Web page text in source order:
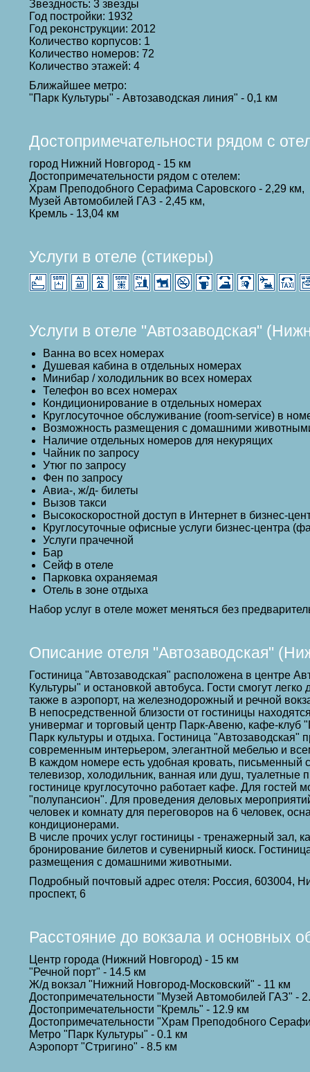
Звездность: 3 звезды
Год постройки: 1932
Год реконструкции: 2012
Количество корпусов: 1
Количество номеров: 72
Количество этажей: 4
Ближайшее метро:
"Парк Культуры" - Автозаводская линия" - 0,1 км
Достопримечательности рядом с
город Нижний Новгород - 15 км
Достопримечательности рядом с отелем:
Храм Преподобного Серафима Саровского - 2,29 км,
Музей Автомобилей ГАЗ - 2,45 км,
Кремль - 13,04 км
Услуги в отеле (стикеры)
Услуги в отеле "Автозаводская"
Ванна во всех номерах
Душевая кабина в отдельных номерах
Минибар / холодильник во всех номерах
Телефон во всех номерах
Кондиционирование в отдельных номерах
Круглосуточное обслуживание (room-service) в
Возможность размещения с домашними
Наличие отдельных номеров для некурящих
Чайник по запросу
Утюг по запросу
Фен по запросу
Авиа-, ж/д- билеты
Вызов такси
Высокоскоростной доступ в Интернет в бизнес-
Круглосуточные офисные услуги бизнес-центра
Услуги прачечной
Бар
Сейф в отеле
Парковка охраняемая
Отель в зоне отдыха
Набор услуг в отеле может меняться без
Описание отеля "Автозаводская"
Гостиница "Автозаводская" расположена в центре
Культуры" и остановкой автобуса. Гости смогут
также в аэропорт, на железнодорожный и речной
В непосредственной близости от гостиницы
универмаг и торговый центр Парк-Авеню, кафе-клуб
Парк культуры и отдыха. Гостиница
современным интерьером, элегантной мебелью и
В каждом номере есть удобная кровать, письменный
телевизор, холодильник, ванная или душ,
гостинице круглосуточно работает кафе. Для гостей
"полупансион". Для проведения деловых
человек и комнату для переговоров на 6 человек,
кондиционерами.
В числе прочих услуг гостиницы - тренажерный зал,
бронирование билетов и сувенирный киоск.
размещения с домашними животными.
Подробный почтовый адрес отеля: Россия, 603004,
проспект, 6
Расстояние до вокзала и основных
Центр города (Нижний Новгород) - 15 км
"Речной порт" - 14.5 км
Ж/д вокзал "Нижний Новгород-Московский" - 11 км
Достопримечательности "Музей Автомобилей ГАЗ" -
Достопримечательности "Кремль" - 12.9 км
Достопримечательности "Храм Преподобного
Метро "Парк Культуры" - 0.1 км
Аэропорт "Стригино" - 8.5 км